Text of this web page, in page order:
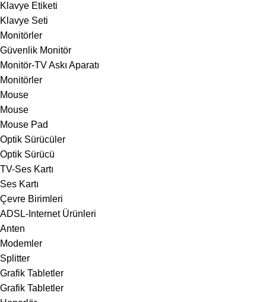
Klavye Etiketi
Klavye Seti
Monitörler
Güvenlik Monitör
Monitör-TV Askı Aparatı
Monitörler
Mouse
Mouse
Mouse Pad
Optik Sürücüler
Optik Sürücü
TV-Ses Kartı
Ses Kartı
Çevre Birimleri
ADSL-Internet Ürünleri
Anten
Modemler
Splitter
Grafik Tabletler
Grafik Tabletler